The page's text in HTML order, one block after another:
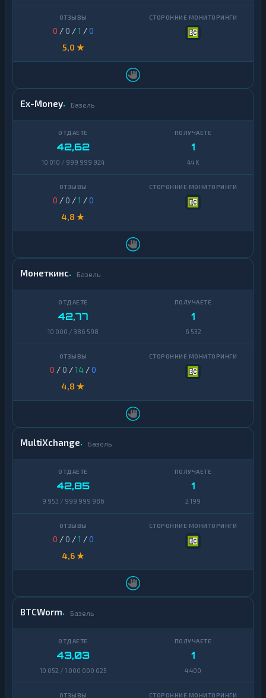
0 / 0 /1 /0
5,0 ★
Ex-Money Базель
42,62
10 010 / 999 999 924
1
44 K
0 / 0 /1 /0
4,8 ★
Монеткинс Базель
42,77
10 000 / 386 598
1
6 532
0 / 0 /14 /0
4,8 ★
MultiXchange Базель
42,85
9 953 / 999 999 986
1
2 199
0 / 0 /1 /0
4,6 ★
BTCWorm Базель
43,03
10 052 / 1 000 000 025
1
4 400